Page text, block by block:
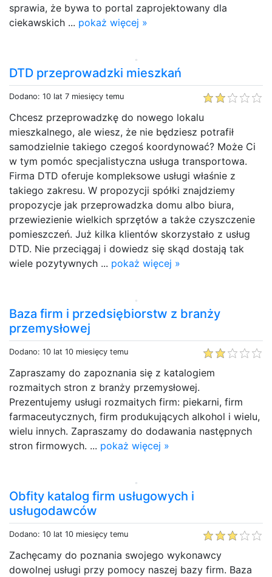
sprawia, że bywa to portal zaprojektowany dla
ciekawskich ... pokaż więcej »
DTD przeprowadzki mieszkań
Dodano: 10 lat 7 miesięcy temu
Chcesz przeprowadzkę do nowego lokalu
mieszkalnego, ale wiesz, że nie będziesz potrafił
samodzielnie takiego czegoś koordynować? Może Ci
w tym pomóc specjalistyczna usługa transportowa.
Firma DTD oferuje kompleksowe usługi właśnie z
takiego zakresu. W propozycji spółki znajdziemy
propozycje jak przeprowadzka domu albo biura,
przewiezienie wielkich sprzętów a także czyszczenie
pomieszczeń. Już kilka klientów skorzystało z usług
DTD. Nie przeciągaj i dowiedz się skąd dostają tak
wiele pozytywnych ... pokaż więcej »
Baza firm i przedsiębiorstw z branży
przemysłowej
Dodano: 10 lat 10 miesięcy temu
Zapraszamy do zapoznania się z katalogiem
rozmaitych stron z branży przemysłowej.
Prezentujemy usługi rozmaitych firm: piekarni, firm
farmaceutycznych, firm produkujących alkohol i wielu,
wielu innych. Zapraszamy do dodawania następnych
stron firmowych. ... pokaż więcej »
Obfity katalog firm usługowych i
usługodawców
Dodano: 10 lat 10 miesięcy temu
Zachęcamy do poznania swojego wykonawcy
dowolnej usługi przy pomocy naszej bazy firm. Baza